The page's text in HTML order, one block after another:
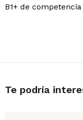
B1+ de
Te podría